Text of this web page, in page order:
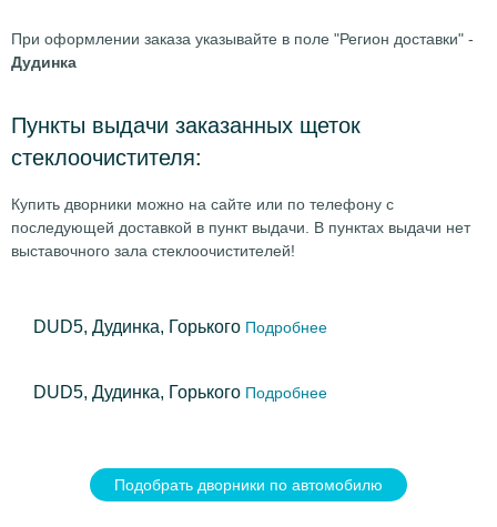
При оформлении заказа указывайте в поле "Регион доставки" -
Дудинка
Пункты выдачи заказанных щеток
стеклоочистителя:
Купить дворники можно на сайте или по телефону с
последующей доставкой в пункт выдачи. В пунктах выдачи нет
выставочного зала стеклоочистителей!
DUD5, Дудинка, Горького Подробнее
DUD5, Дудинка, Горького Подробнее
Подобрать дворники по автомобилю